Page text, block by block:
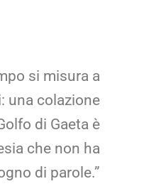
si misura a
una colazione
di Gaeta è
che non ha
di parole.”